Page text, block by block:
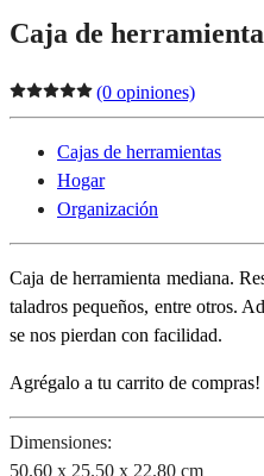
Caja de
(0 opiniones)
Cajas de herramientas
Hogar
Organización
Caja de herramienta mediana.
taladros pequeños, entre otros.
se nos pierdan con facilidad.
Agrégalo a tu carrito de compras!
Dimensiones:
50.60 x 25.50 x 22.80 cm